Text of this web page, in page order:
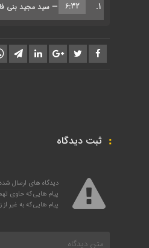
کاهش
صدا
کلیدهای
1. — سید مجید بنی 6:32
ثبت دیدگاه
دیدگاه های ارسال
پیام هایی که حاوی
پیام هایی که به غیر